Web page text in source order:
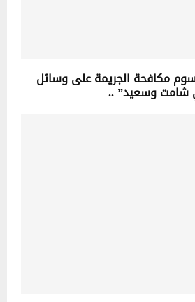
مكافحة الجريمة على وسائل
شامت وسعيد” ..